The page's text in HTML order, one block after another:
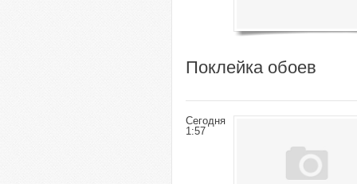
Поклейка обоев
Сегодня
1:57